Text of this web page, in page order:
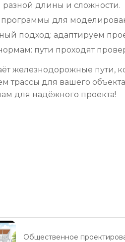
разной длины и сложности.
для
подход: адаптируем
пути проходят
железнодорожные пути,
трассы для вашего
для надёжного проекта!
Общественное